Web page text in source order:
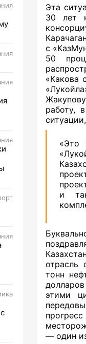
Эта
30 лет
с
50
«Какова
работу,
«Это
и
отрасль
тонн
этими
— один